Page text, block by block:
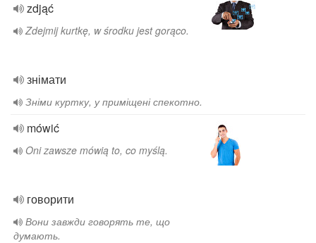
zdjąć
Zdejmij kurtkę, w środku jest gorąco.
знімати
Зніми куртку, у приміщені спекотно.
mówić
Oni zawsze mówią to, co myślą.
говорити
Вони завжди говорять те, що
думають.